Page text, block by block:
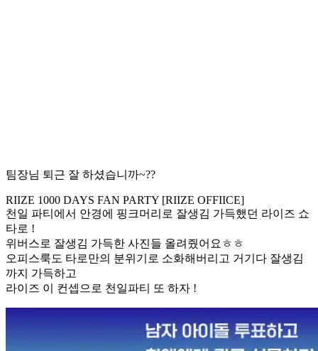
팀장님 퇴근 잘 하셨습니까~??
RIIZE 1000 DAYS FAN PARTY [RIIZE OFFIICE]
천일 파티에서 안경에 핑크머리로 잘생김 가득했던 라이즈 쇼
타로 !
위버스로 잘생김 가득한 사진들 올려줬어요ㅎㅎ
오피스룩도 타로만의 분위기로 소화해버리고 거기다 잘생김
까지 가득하고
라이즈 이 컨셉으로 천일파티 또 하자 !